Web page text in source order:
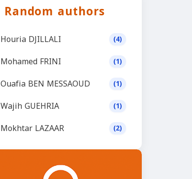
Random authors
Houria DJILLALI (4)
Mohamed FRINI (1)
Ouafia BEN MESSAOUD (1)
Wajih GUEHRIA (1)
Mokhtar LAZAAR (2)